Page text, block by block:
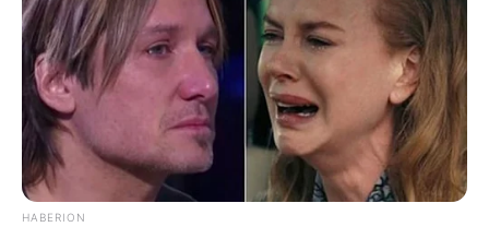
DETAIL
Judul: Vincenzo / 빈센조 / Binsenjo
Judul lain: –
Genre: Komedi, Roman, Kriminal,
Negara: Korea Selatan
HABERION